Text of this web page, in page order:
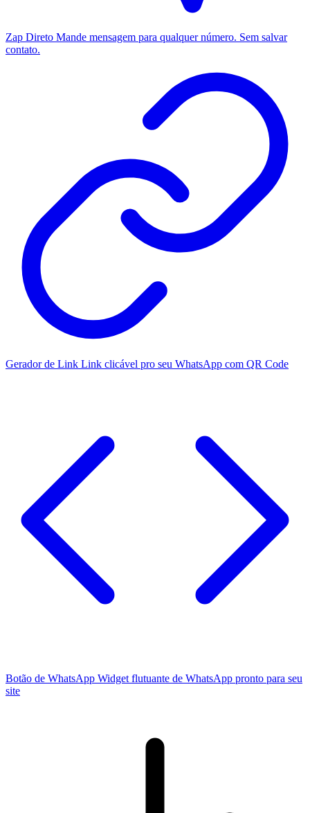
Zap Direto Mande mensagem para qualquer número. Sem salvar
contato.
Gerador de Link Link clicável pro seu WhatsApp com QR Code
Botão de WhatsApp Widget flutuante de WhatsApp pronto para seu
site